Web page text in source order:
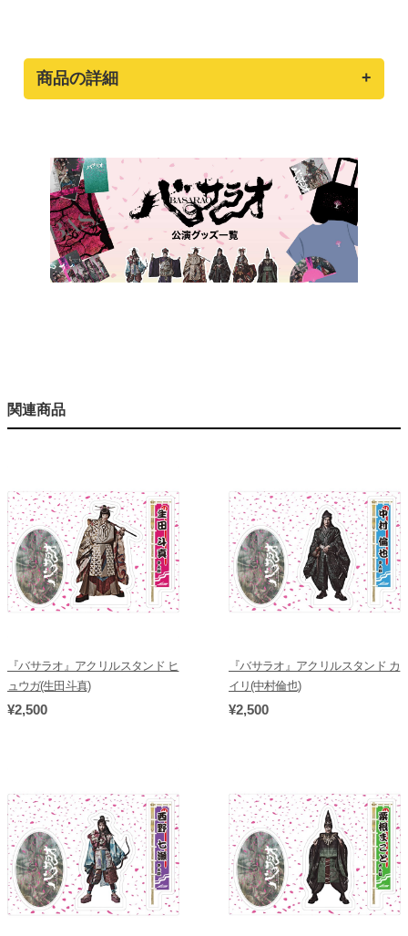
商品の詳細
関連商品
『バサラオ』アクリルスタンド ヒ
ュウガ(生田斗真)
¥2,500
『バサラオ』アクリルスタンド カ
イリ(中村倫也)
¥2,500